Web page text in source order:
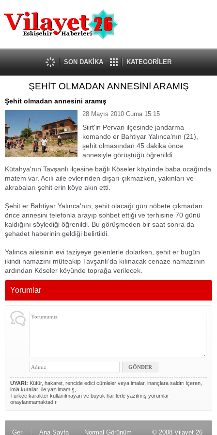
Güncel
Ekonomi
Politika
Eğitim
Spor
Kültür-Sanat
Dünya
Röportaj
Tanıtım Yazısı
SON DAKİKA KATEGORİLER
ŞEHİT OLMADAN ANNESİNİ ARAMIŞ
Şehit olmadan annesini aramış
28 Mayıs 2010 Cuma 15:15
Siirt'in Pervari ilçesinde jandarma
komando er Bahtiyar Yalınca'nın (21),
şehit olmasından 45 dakika önce
annesiyle görüştüğü öğrenildi.
Kütahya'nın Tavşanlı ilçesine bağlı Köseler köyünde baba ocağında
matem var. Acılı aile evlerinden dışarı çıkmazken, yakınları ve
akrabaları şehit erin köye akın etti.
Şehit er Bahtiyar Yalınca'nın, şehit olacağı gün nöbete çıkmadan
önce annesini telefonla arayıp sohbet ettiği ve terhisine 70 günü
kaldığını söylediği öğrenildi. Bu görüşmeden bir saat sonra da
şehadet haberinin geldiği belirtildi.
Yalınca ailesinin evi taziyeye gelenlerle dolarken, şehit er bugün
ikindi namazını müteakip Tavşanlı'da kılınacak cenaze namazının
ardından Köseler köyünde toprağa verilecek.
Yorumlar
UYARI: Küfür, hakaret, rencide edici cümleler veya imalar, inançlara saldırı içeren,
imla kuralları ile yazılmamış,
Türkçe karakter kullanılmayan ve büyük harflerle yazılmış yorumlar
onaylanmamaktadır.
Geri Ana Sayfa Normal Görünüm © 2008 Vilayet 26